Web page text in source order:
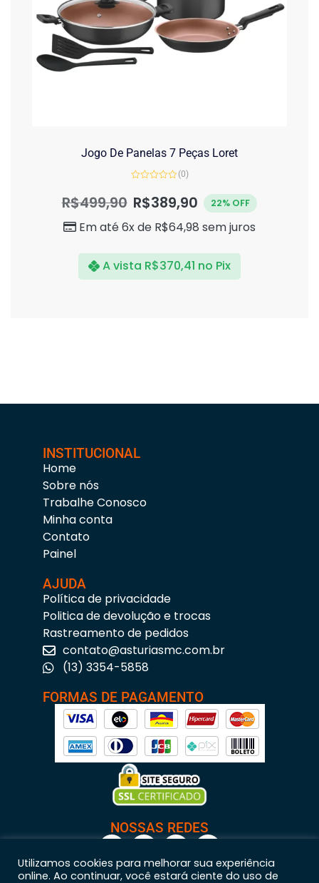
Jogo De Panelas 7 Peças Loret
de
(0)
R$499,90 R$389,90 22% OFF
Em até 6x de R$64,98 sem juros
A vista R$370,41 no Pix
INSTITUCIONAL
Home
Sobre nós
Trabalhe Conosco
Minha conta
Contato
Painel
AJUDA
Política de privacidade
Politica de devolução e trocas
Rastreamento de pedidos
contato@asturiasmc.com.br
(13) 3354-5858
FORMAS DE PAGAMENTO
NOSSAS REDES
Utilizamos cookies para melhorar sua experiência
online. Ao continuar, você estará ciente do uso de